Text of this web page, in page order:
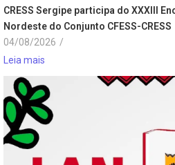
CRESS Sergipe participa do XXXIII
Nordeste do Conjunto CFESS-CRESS
04/08/2026 /
Leia mais